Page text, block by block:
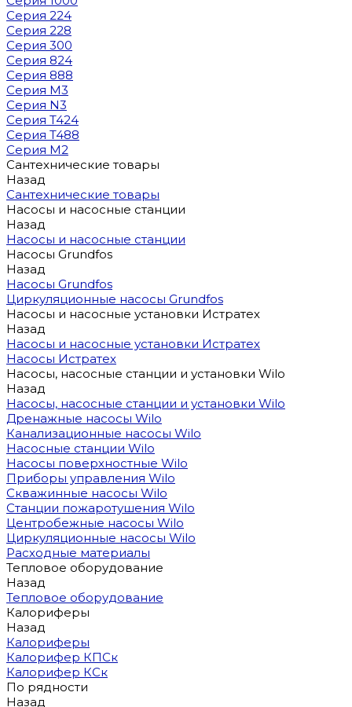
Серия 224
Серия 228
Серия 300
Серия 824
Серия 888
Серия M3
Серия N3
Серия T424
Серия T488
Серия М2
Сантехнические товары
Назад
Сантехнические товары
Насосы и насосные станции
Назад
Насосы и насосные станции
Насосы Grundfos
Назад
Насосы Grundfos
Циркуляционные насосы Grundfos
Насосы и насосные установки Истратех
Назад
Насосы и насосные установки Истратех
Насосы Истратех
Насосы, насосные станции и установки Wilo
Назад
Насосы, насосные станции и установки Wilo
Дренажные насосы Wilo
Канализационные насосы Wilo
Насосные станции Wilo
Насосы поверхностные Wilo
Приборы управления Wilo
Скважинные насосы Wilo
Станции пожаротушения Wilo
Центробежные насосы Wilo
Циркуляционные насосы Wilo
Расходные материалы
Тепловое оборудование
Назад
Тепловое оборудование
Калориферы
Назад
Калориферы
Калорифер КПСк
Калорифер КСк
По рядности
Назад